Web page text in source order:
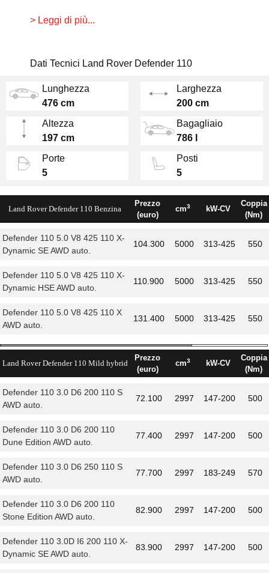
seconda fila.
l’abitacolo che offre tanto spazio in altezza
Rover di spiccare in termini di praticità. Con
posteriori hanno tantissimo spazio per le
gambe.
INTERNI E DOTAZIONE
Dentro coniuga undesignda vero fuoristrada
con materiali pregiati e un design minimal tech
molto lussuoso: ha tanta tecnologia, sia per
quanto riguarda il sistema multimediale, che
Land Rover Pivi Pro
con tecnologia Software
collegare due telefoni in simultanea.
Per quanto riguarda i sistemi di assistenza
alla guida troviamo infatti il sistema di
mantenimento della corsia, la frenata
automatica d’emergenza e l’assistente al
parcheggio.
TRAZIONE INTEGRALE E OFFROAD
dubbio: trazione integraleTerrain Response
2, affronta guadi alti novanta centimetri, e ha
una luce a terra di 29 centimetri. Gli angoli di
attacco e di uscita sono di rispettivamente di
> Leggi di più...
Dati Tecnici Land Rover Defender 110
Lunghezza
476 cm
Larghezza
200 cm
Altezza
197 cm
Bagagliaio
786 l
Porte
5
Posti
5
Land Rover Defender 110 Benzina
Prezzo
(euro)
cm3 kW-CV
Coppia
(Nm)
Defender 110 5.0 V8 425 110 X-
Dynamic SE AWD auto.
104.300 5000 313-425 550
Defender 110 5.0 V8 425 110 X-
Dynamic HSE AWD auto.
110.900 5000 313-425 550
Defender 110 5.0 V8 425 110 X
AWD auto.
131.400 5000 313-425 550
Land Rover Defender 110 Mild hybrid
Prezzo
(euro)
cm3 kW-CV
Coppia
(Nm)
Defender 110 3.0 D6 200 110 S
AWD auto.
72.100 2997 147-200 500
Defender 110 3.0 D6 200 110
Dune Edition AWD auto.
77.400 2997 147-200 500
Defender 110 3.0 D6 250 110 S
AWD auto.
77.700 2997 183-249 570
Defender 110 3.0 D6 200 110
Stone Edition AWD auto.
82.900 2997 147-200 500
Defender 110 3.0D I6 200 110 X-
Dynamic SE AWD auto.
83.900 2997 147-200 500